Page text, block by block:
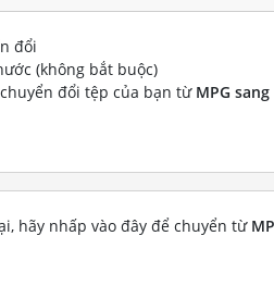
đổi
(không bắt buộc)
đổi tệp của bạn từ MPG sang
hãy nhấp vào đây để chuyển từ